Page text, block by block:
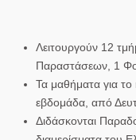
Λειτουργούν 12
Παραστάσεων, 1
Τα μαθήματα για το
εβδομάδα, από
Διδάσκονται